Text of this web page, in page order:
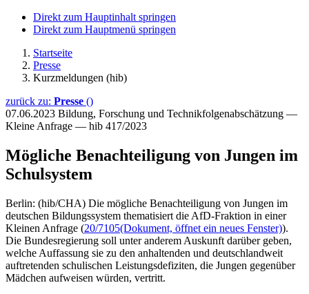
Direkt zum Hauptinhalt springen
Direkt zum Hauptmenü springen
Startseite
Presse
Kurzmeldungen (hib)
zurück zu: Presse ()
07.06.2023 Bildung, Forschung und Technikfolgenabschätzung —
Kleine Anfrage — hib 417/2023
Mögliche Benachteiligung von Jungen im
Schulsystem
Berlin: (hib/CHA) Die mögliche Benachteiligung von Jungen im
deutschen Bildungssystem thematisiert die AfD-Fraktion in einer
Kleinen Anfrage (20/7105(Dokument, öffnet ein neues Fenster)).
Die Bundesregierung soll unter anderem Auskunft darüber geben,
welche Auffassung sie zu den anhaltenden und deutschlandweit
auftretenden schulischen Leistungsdefiziten, die Jungen gegenüber
Mädchen aufweisen würden, vertritt.